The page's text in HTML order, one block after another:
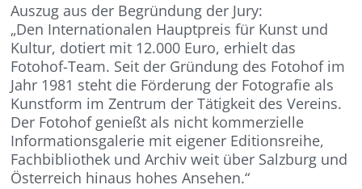
Auszug aus der Begründung der Jury:
„Den Internationalen Hauptpreis für Kunst und
Kultur, dotiert mit 12.000 Euro, erhielt das
Fotohof-Team. Seit der Gründung des Fotohof im
Jahr 1981 steht die Förderung der Fotografie als
Kunstform im Zentrum der Tätigkeit des Vereins.
Der Fotohof genießt als nicht kommerzielle
Informationsgalerie mit eigener Editionsreihe,
Fachbibliothek und Archiv weit über Salzburg und
Österreich hinaus hohes Ansehen.“